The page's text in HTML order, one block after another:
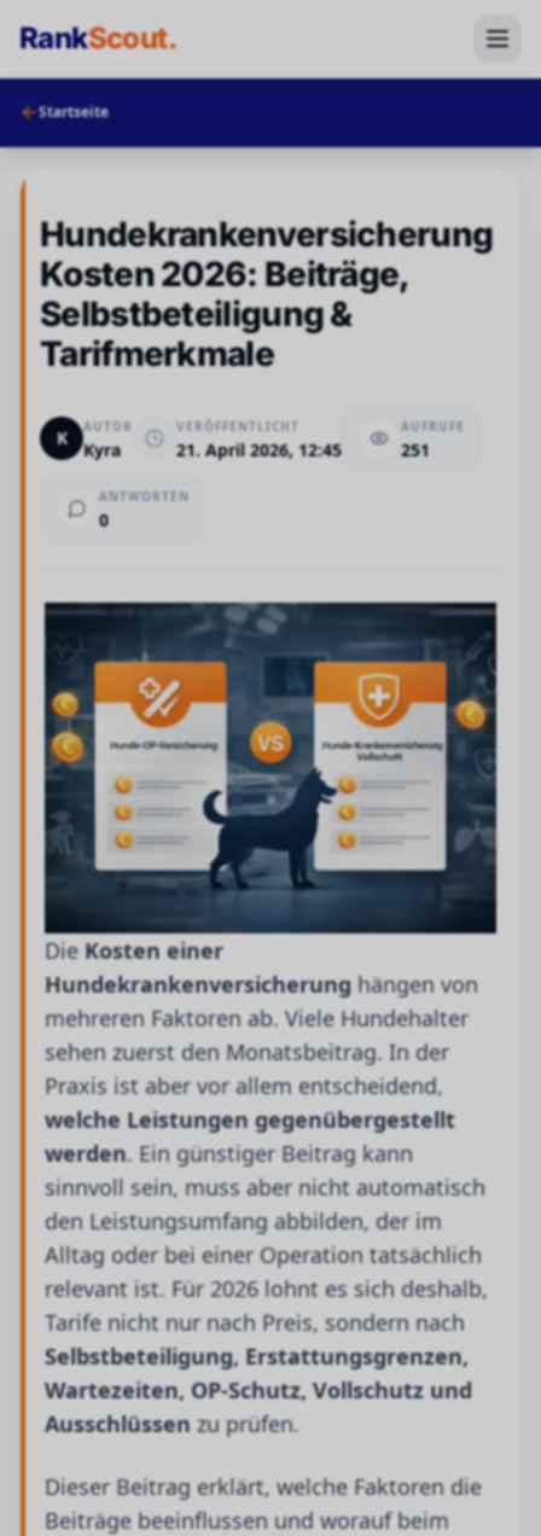
RankScout.
Startseite
Hundekrankenversicherung
Kosten 2026: Beiträge,
Selbstbeteiligung &
Tarifmerkmale
K AUTOR
Kyra
VERÖFFENTLICHT
21. April 2026, 12:45
AUFRUFE
251
ANTWORTEN
0
Die Kosten einer
Hundekrankenversicherung hängen von
mehreren Faktoren ab. Viele Hundehalter
sehen zuerst den Monatsbeitrag. In der
Praxis ist aber vor allem entscheidend,
welche Leistungen gegenübergestellt
werden. Ein günstiger Beitrag kann
sinnvoll sein, muss aber nicht automatisch
den Leistungsumfang abbilden, der im
Alltag oder bei einer Operation tatsächlich
relevant ist. Für 2026 lohnt es sich deshalb,
Tarife nicht nur nach Preis, sondern nach
Selbstbeteiligung, Erstattungsgrenzen,
Wartezeiten, OP-Schutz, Vollschutz und
Ausschlüssen zu prüfen.
Dieser Beitrag erklärt, welche Faktoren die
Beiträge beeinflussen und worauf beim